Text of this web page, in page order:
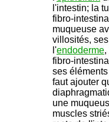
l'intestin; la
fibro-
muqueuse
villosités,
l'endoderme,
fibro-
ses éléments
faut ajouter
une
muscles